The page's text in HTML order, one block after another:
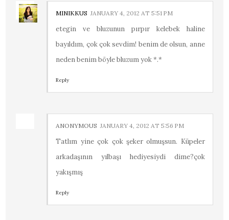
MINIKKUS JANUARY 4, 2012 AT 5:51 PM
etegin ve bluzunun pırpır kelebek haline
bayıldım, çok çok sevdim! benim de olsun, anne
neden benim böyle bluzum yok *.*
Reply
ANONYMOUS JANUARY 4, 2012 AT 5:56 PM
Tatlım yine çok çok şeker olmuşsun. Küpeler
arkadaşının yılbaşı hediyesiydi dime?çok
yakışmış
Reply